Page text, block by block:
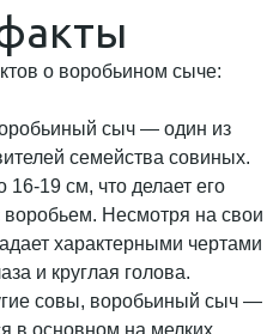
о воробьином сыче:
сыч — один из
семейства совиных.
16-19 см, что делает его
Несмотря на свои
характерными чертами
и круглая голова.
совы, воробьиный сыч —
в основном на мелких